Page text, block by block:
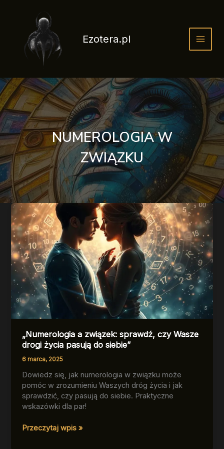
Ezotera.pl
NUMEROLOGIA W
ZWIĄZKU
„Numerologia a związek: sprawdź, czy Wasze
drogi życia pasują do siebie”
6 marca, 2025
Dowiedz się, jak numerologia w związku może
pomóc w zrozumieniu Waszych dróg życia i jak
sprawdzić, czy pasują do siebie. Praktyczne
wskazówki dla par!
„Numerologia
Przeczytaj wpis »